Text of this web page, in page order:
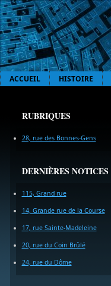
ACCUEIL HISTOIRE
RUBRIQUES
28, rue des Bonnes-Gens
DERNIÈRES NOTICES
115, Grand rue
14, Grande rue de la Course
17, rue Sainte-Madeleine
20, rue du Coin Brûlé
24, rue du Dôme